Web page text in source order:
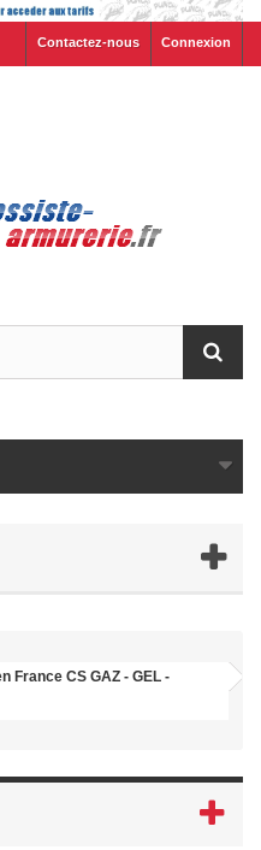
Connexion
Contactez-nous
France CS GAZ - GEL -